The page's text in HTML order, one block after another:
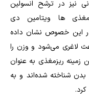
نیز در ترشح انسولین
ها ویتامین دی
این خصوص نشان داده
لاغری می‌شود و وزن را
زمینه ریزمغذی به عنوان
شناخته شده‌اند و به